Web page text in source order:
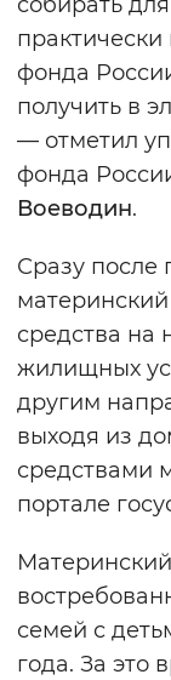
фонда
получить в
— отметил
фонда
Воеводин.
Сразу после
средства на
жилищных
другим
выходя из
средствами
портале
семей с
года. За это